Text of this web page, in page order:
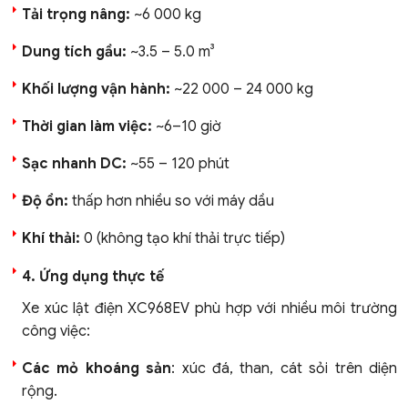
Tải trọng nâng: ~6 000 kg
Dung tích gầu: ~3.5 – 5.0 m³
Khối lượng vận hành: ~22 000 – 24 000 kg
Thời gian làm việc: ~6–10 giờ
Sạc nhanh DC: ~55 – 120 phút
Độ ồn: thấp hơn nhiều so với máy dầu
Khí thải: 0 (không tạo khí thải trực tiếp)
4. Ứng dụng thực tế
Xe xúc lật điện XC968EV phù hợp với nhiều môi trường
công việc:
Các mỏ khoáng sản: xúc đá, than, cát sỏi trên diện
rộng.